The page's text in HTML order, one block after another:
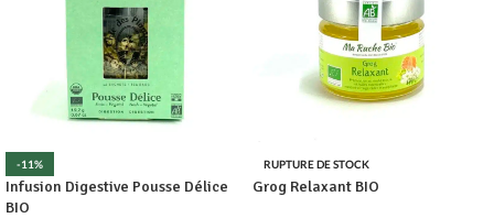
-11%
Infusion Digestive Pousse Délice
BIO
RUPTURE DE STOCK
Grog Relaxant BIO